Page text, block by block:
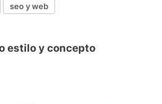
seo y web
estilo y concepto